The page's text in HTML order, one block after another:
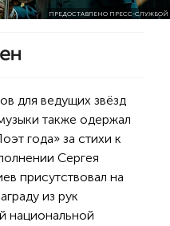
ПРЕДОСТАВЛЕНО ПРЕСС-СЛУЖБОЙ
для ведущих звёзд
также одержал
года» за стихи к
Сергея
присутствовал на
из рук
национальной